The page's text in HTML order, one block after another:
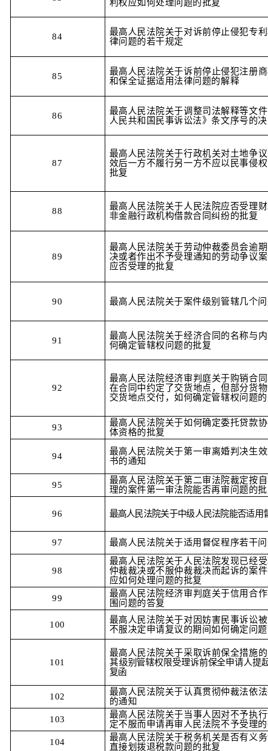
利权应如何处理问题的批复
84
最高人民法院关于对诉前停止侵犯专
律问题的若干规定
85
最高人民法院关于诉前停止侵犯注册
和保全证据适用法律问题的解释
86
最高人民法院关于调整司法解释等文
人民共和国民事诉讼法》条文序号的
87
最高人民法院关于行政机关对土地争
效后一方不履行另一方不应以民事侵
批复
88
最高人民法院关于人民法院应否受理
非金融行政机构借款合同纠纷的批复
89
最高人民法院关于劳动仲裁委员会逾
决或者作出不予受理通知的劳动争议
应否受理的批复
90 最高人民法院关于案件级别管辖几个
91
最高人民法院关于经济合同的名称与
何确定管辖权问题的批复
92
最高人民法院经济审判庭关于购销合
在合同中约定了交货地点，但部分货
交货地点交付，如何确定管辖权问题
93
最高人民法院关于如何确定委托贷款
体资格的批复
94
最高人民法院关于第一审离婚判决生
书的通知
95
最高人民法院关于第二审法院裁定按
理的案件第一审法院能否再审问题的
96 最高人民法院关于中级人民法院能否适用
97 最高人民法院关于适用督促程序若干
98
最高人民法院关于人民法院发现已经
仲裁裁决或不服仲裁裁决而起诉的案
应如何处理问题的批复
99
最高人民法院经济审判庭关于信用合
围问题的答复
100
最高人民法院关于对因妨害民事诉讼
不服决定申请复议的期间如何确定问
101
最高人民法院关于采取诉前保全措施
其级别管辖权限受理诉前保全申请人提
复函
102
最高人民法院关于认真贯彻仲裁法依
的通知
103
最高人民法院关于当事人因对不予执
定不服而申请再审人民法院不予受理
104
最高人民法院关于税务机关是否有义
直接划拨退税款问题的批复